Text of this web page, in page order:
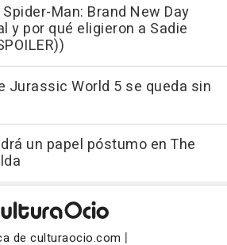
Man: Brand New Day
y por qué eligieron a Sadie
Jurassic World 5 se queda sin
un papel póstumo en The
de culturaocio.com |